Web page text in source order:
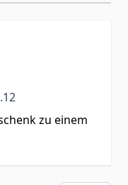
2012
zu einem